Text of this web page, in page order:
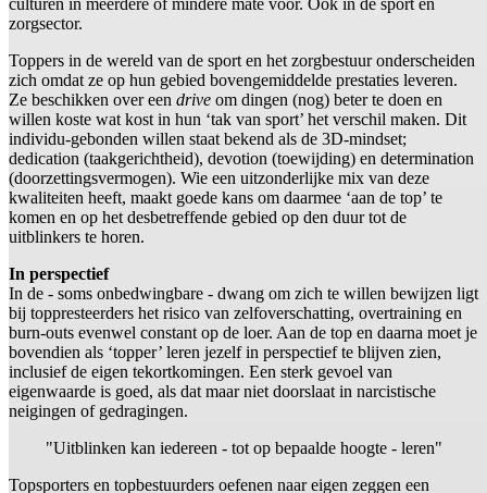
culturen in meerdere of mindere mate voor. Ook in de sport en
zorgsector.
Toppers in de wereld van de sport en het zorgbestuur onderscheiden
zich omdat ze op hun gebied bovengemiddelde prestaties leveren.
Ze beschikken over een drive om dingen (nog) beter te doen en
willen koste wat kost in hun ‘tak van sport’ het verschil maken. Dit
individu-gebonden willen staat bekend als de 3D-mindset;
dedication (taakgerichtheid), devotion (toewijding) en determination
(doorzettingsvermogen). Wie een uitzonderlijke mix van deze
kwaliteiten heeft, maakt goede kans om daarmee ‘aan de top’ te
komen en op het desbetreffende gebied op den duur tot de
uitblinkers te horen.
In perspectief
In de - soms onbedwingbare - dwang om zich te willen bewijzen ligt
bij toppresteerders het risico van zelfoverschatting, overtraining en
burn-outs evenwel constant op de loer. Aan de top en daarna moet je
bovendien als ‘topper’ leren jezelf in perspectief te blijven zien,
inclusief de eigen tekortkomingen. Een sterk gevoel van
eigenwaarde is goed, als dat maar niet doorslaat in narcistische
neigingen of gedragingen.
"Uitblinken kan iedereen - tot op bepaalde hoogte - leren"
Topsporters en topbestuurders oefenen naar eigen zeggen een